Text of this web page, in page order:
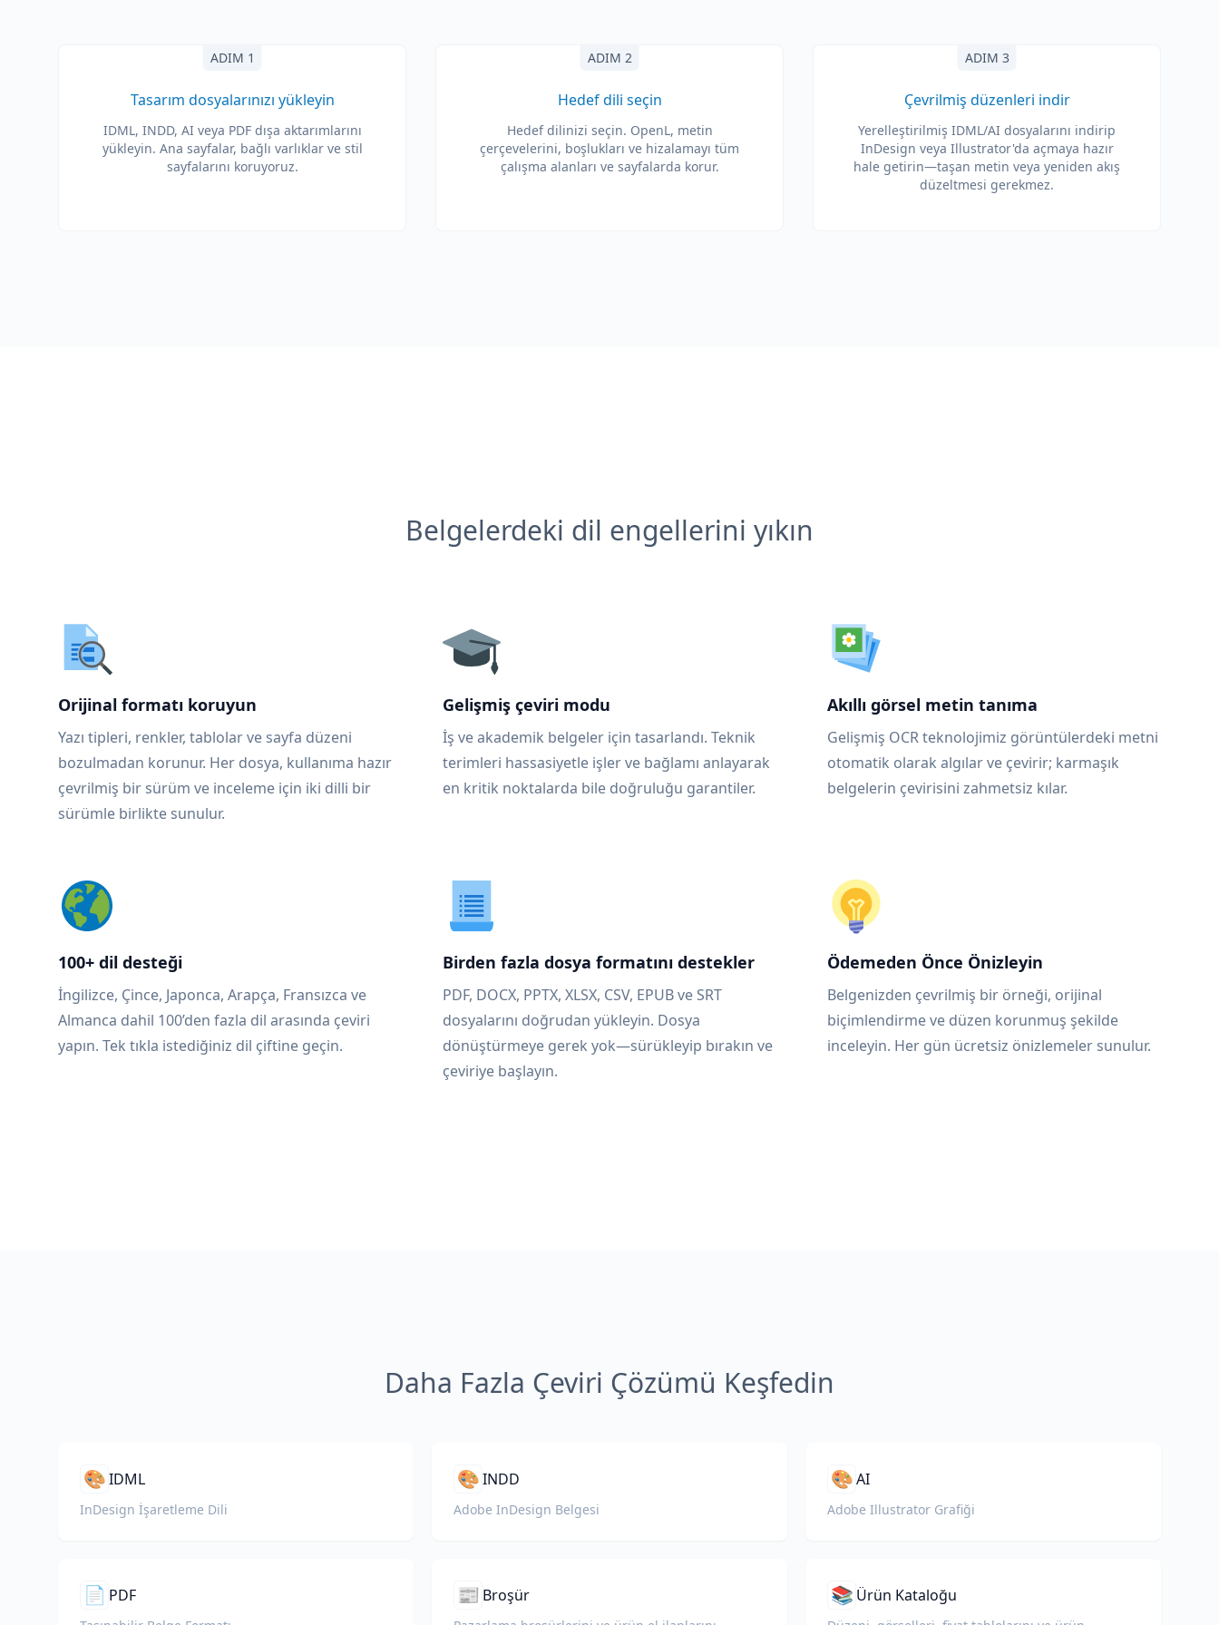
ADIM 1
Tasarım dosyalarınızı yükleyin
IDML, INDD, AI veya PDF dışa aktarımlarını
yükleyin. Ana sayfalar, bağlı varlıklar ve stil
sayfalarını koruyoruz.
ADIM 2
Hedef dili seçin
Hedef dilinizi seçin. OpenL, metin
çerçevelerini, boşlukları ve hizalamayı tüm
çalışma alanları ve sayfalarda korur.
ADIM 3
Çevrilmiş düzenleri indir
Yerelleştirilmiş IDML/AI dosyalarını indirip
InDesign veya Illustrator'da açmaya hazır
hale getirin—taşan metin veya yeniden akış
düzeltmesi gerekmez.
Belgelerdeki dil engellerini yıkın
Orijinal formatı koruyun
Yazı tipleri, renkler, tablolar ve sayfa düzeni
bozulmadan korunur. Her dosya, kullanıma hazır
çevrilmiş bir sürüm ve inceleme için iki dilli bir
sürümle birlikte sunulur.
Gelişmiş çeviri modu
İş ve akademik belgeler için tasarlandı. Teknik
terimleri hassasiyetle işler ve bağlamı anlayarak
en kritik noktalarda bile doğruluğu garantiler.
Akıllı görsel metin tanıma
Gelişmiş OCR teknolojimiz görüntülerdeki metni
otomatik olarak algılar ve çevirir; karmaşık
belgelerin çevirisini zahmetsiz kılar.
100+ dil desteği
İngilizce, Çince, Japonca, Arapça, Fransızca ve
Almanca dahil 100’den fazla dil arasında çeviri
yapın. Tek tıkla istediğiniz dil çiftine geçin.
Birden fazla dosya formatını destekler
PDF, DOCX, PPTX, XLSX, CSV, EPUB ve SRT
dosyalarını doğrudan yükleyin. Dosya
dönüştürmeye gerek yok—sürükleyip bırakın ve
çeviriye başlayın.
Ödemeden Önce Önizleyin
Belgenizden çevrilmiş bir örneği, orijinal
biçimlendirme ve düzen korunmuş şekilde
inceleyin. Her gün ücretsiz önizlemeler sunulur.
Daha Fazla Çeviri Çözümü Keşfedin
🎨IDML
InDesign İşaretleme Dili
🎨INDD
Adobe InDesign Belgesi
🎨AI
Adobe Illustrator Grafiği
📄 PDF 📰 Broşür 📚 Ürün Kataloğu